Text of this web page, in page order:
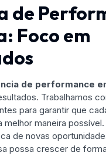
de
Foco em
de performance
Trabalhamos
para garantir que
melhor maneira
de novas
possa crescer de